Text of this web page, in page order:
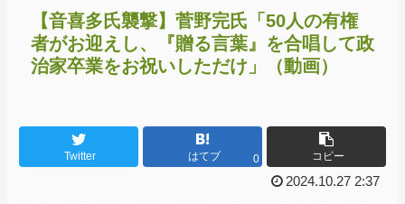
【音喜多氏襲撃】菅野完氏「50人の有権
者がお迎えし、『贈る言葉』を合唱して政
治家卒業をお祝いしただけ」（動画）
Twitter はてブ 0 コピー
2024.10.27 2:37